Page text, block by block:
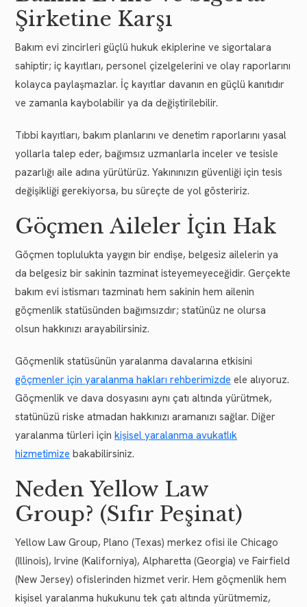
Şirketine Karşı
Bakım evi zincirleri güçlü hukuk ekiplerine ve sigortalara
sahiptir; iç kayıtları, personel çizelgelerini ve olay raporlarını
kolayca paylaşmazlar. İç kayıtlar davanın en güçlü kanıtıdır
ve zamanla kaybolabilir ya da değiştirilebilir.
Tıbbi kayıtları, bakım planlarını ve denetim raporlarını yasal
yollarla talep eder, bağımsız uzmanlarla inceler ve tesisle
pazarlığı aile adına yürütürüz. Yakınınızın güvenliği için tesis
değişikliği gerekiyorsa, bu süreçte de yol gösteririz.
Göçmen Aileler İçin Hak
Göçmen toplulukta yaygın bir endişe, belgesiz ailelerin ya
da belgesiz bir sakinin tazminat isteyemeyeceğidir. Gerçekte
bakım evi istismarı tazminatı hem sakinin hem ailenin
göçmenlik statüsünden bağımsızdır; statünüz ne olursa
olsun hakkınızı arayabilirsiniz.
Göçmenlik statüsünün yaralanma davalarına etkisini
göçmenler için yaralanma hakları rehberimizde ele alıyoruz.
Göçmenlik ve dava dosyasını aynı çatı altında yürütmek,
statünüzü riske atmadan hakkınızı aramanızı sağlar. Diğer
yaralanma türleri için kişisel yaralanma avukatlık
hizmetimize bakabilirsiniz.
Neden Yellow Law
Group? (Sıfır Peşinat)
Yellow Law Group, Plano (Texas) merkez ofisi ile Chicago
(Illinois), Irvine (Kaliforniya), Alpharetta (Georgia) ve Fairfield
(New Jersey) ofislerinden hizmet verir. Hem göçmenlik hem
kişisel yaralanma hukukunu tek çatı altında yürütmemiz,